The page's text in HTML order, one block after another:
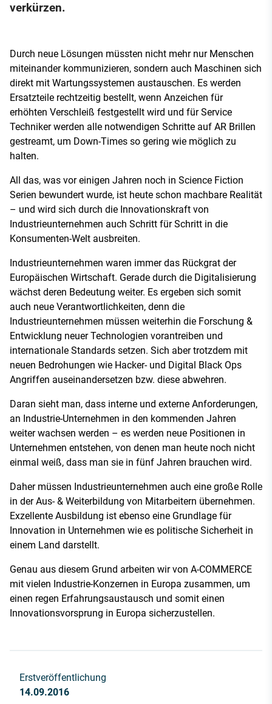
verkürzen.
Durch neue Lösungen müssten nicht mehr nur Menschen
miteinander kommunizieren, sondern auch Maschinen sich
direkt mit Wartungssystemen austauschen. Es werden
Ersatzteile rechtzeitig bestellt, wenn Anzeichen für
erhöhten Verschleiß festgestellt wird und für Service
Techniker werden alle notwendigen Schritte auf AR Brillen
gestreamt, um Down-Times so gering wie möglich zu
halten.
All das, was vor einigen Jahren noch in Science Fiction
Serien bewundert wurde, ist heute schon machbare Realität
– und wird sich durch die Innovationskraft von
Industrieunternehmen auch Schritt für Schritt in die
Konsumenten-Welt ausbreiten.
Industrieunternehmen waren immer das Rückgrat der
Europäischen Wirtschaft. Gerade durch die Digitalisierung
wächst deren Bedeutung weiter. Es ergeben sich somit
auch neue Verantwortlichkeiten, denn die
Industrieunternehmen müssen weiterhin die Forschung &
Entwicklung neuer Technologien vorantreiben und
internationale Standards setzen. Sich aber trotzdem mit
neuen Bedrohungen wie Hacker- und Digital Black Ops
Angriffen auseinandersetzen bzw. diese abwehren.
Daran sieht man, dass interne und externe Anforderungen,
an Industrie-Unternehmen in den kommenden Jahren
weiter wachsen werden – es werden neue Positionen in
Unternehmen entstehen, von denen man heute noch nicht
einmal weiß, dass man sie in fünf Jahren brauchen wird.
Daher müssen Industrieunternehmen auch eine große Rolle
in der Aus- & Weiterbildung von Mitarbeitern übernehmen.
Exzellente Ausbildung ist ebenso eine Grundlage für
Innovation in Unternehmen wie es politische Sicherheit in
einem Land darstellt.
Genau aus diesem Grund arbeiten wir von A-COMMERCE
mit vielen Industrie-Konzernen in Europa zusammen, um
einen regen Erfahrungsaustausch und somit einen
Innovationsvorsprung in Europa sicherzustellen.
Erstveröffentlichung
14.09.2016